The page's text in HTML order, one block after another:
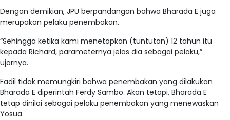
Dengan demikian, JPU berpandangan bahwa Bharada E juga
merupakan pelaku penembakan.
“Sehingga ketika kami menetapkan (tuntutan) 12 tahun itu
kepada Richard, parameternya jelas dia sebagai pelaku,”
ujarnya.
Fadil tidak memungkiri bahwa penembakan yang dilakukan
Bharada E diperintah Ferdy Sambo. Akan tetapi, Bharada E
tetap dinilai sebagai pelaku penembakan yang menewaskan
Yosua.